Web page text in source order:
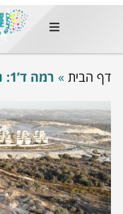
החמות
בימים
Et
odio
mauris, wisi
tortor
דף הבית » רמה ד’1: נפתחה יציאה נוספת מהשכונה